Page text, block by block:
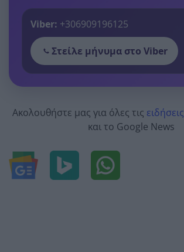
Viber: +306909196125
Στείλε μήνυμα στο Viber
Ακολουθήστε μας για όλες τις ειδήσεις
και το Google News